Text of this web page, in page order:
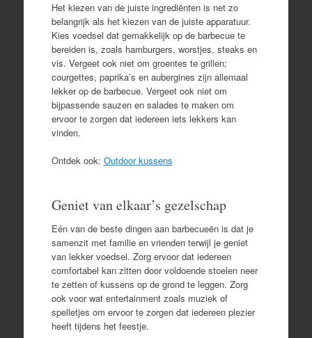
Het kiezen van de juiste ingrediënten is net zo
belangrijk als het kiezen van de juiste apparatuur.
Kies voedsel dat gemakkelijk op de barbecue te
bereiden is, zoals hamburgers, worstjes, steaks en
vis. Vergeet ook niet om groentes te grillen;
courgettes, paprika’s en aubergines zijn allemaal
lekker op de barbecue. Vergeet ook niet om
bijpassende sauzen en salades te maken om
ervoor te zorgen dat iedereen iets lekkers kan
vinden.
Ontdek ook: Outdoor kussens
Geniet van elkaar’s gezelschap
Eén van de beste dingen aan barbecueën is dat je
samenzit met familie en vrienden terwijl je geniet
van lekker voedsel. Zorg ervoor dat iedereen
comfortabel kan zitten door voldoende stoelen neer
te zetten of kussens op de grond te leggen. Zorg
ook voor wat entertainment zoals muziek of
spelletjes om ervoor te zorgen dat iedereen plezier
heeft tijdens het feestje.